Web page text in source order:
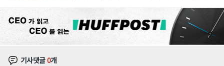
기사댓글0개